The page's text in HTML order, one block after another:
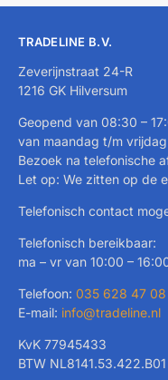
TRADELINE B.V.
Zeverijnstraat 24-R
1216 GK Hilversum
Geopend van 08:30 –
van maandag t/m vrijdag
Bezoek na telefonische
Let op: We zitten op de
Telefonisch contact
Telefonisch bereikbaar:
ma – vr van 10:00 –
Telefoon: 035 628 47 08
E-mail: info@tradeline.nl
KvK 77945433
BTW NL8141.53.422.B01